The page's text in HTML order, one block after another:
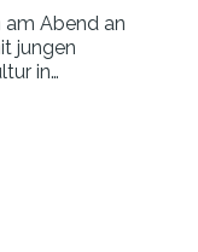
am Abend an
jungen
in